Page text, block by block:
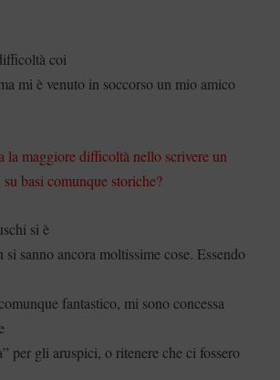
coi
mi è venuto in soccorso un mio amico
la maggiore difficoltà nello scrivere un
basi comunque storiche?
si è
sanno ancora moltissime cose. Essendo
fantastico, mi sono concessa
per gli aruspici, o ritenere che ci fossero